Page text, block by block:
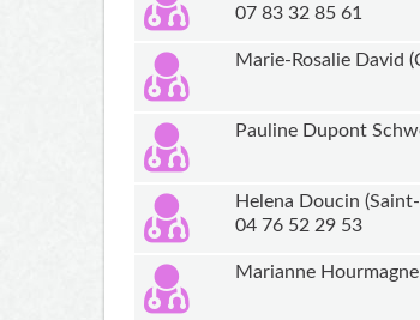
07 83 32 85 61
Marie-Rosalie David
Pauline Dupont
Helena Doucin
04 76 52 29 53
Marianne